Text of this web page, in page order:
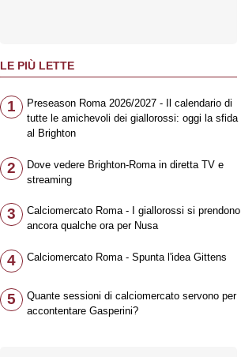
LE PIÙ LETTE
1
Preseason Roma 2026/2027 - Il calendario di
tutte le amichevoli dei giallorossi: oggi la sfida
al Brighton
2
Dove vedere Brighton-Roma in diretta TV e
streaming
3
Calciomercato Roma - I giallorossi si prendono
ancora qualche ora per Nusa
4 Calciomercato Roma - Spunta l'idea Gittens
5
Quante sessioni di calciomercato servono per
accontentare Gasperini?